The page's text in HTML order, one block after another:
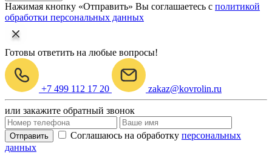
Нажимая кнопку «Отправить» Вы соглашаетесь с политикой
обработки персональных данных
Готовы ответить на любые вопросы!
+7 499 112 17 20 zakaz@kovrolin.ru
или закажите обратный звонок
Отправить Соглашаюсь на обработку персональных
данных